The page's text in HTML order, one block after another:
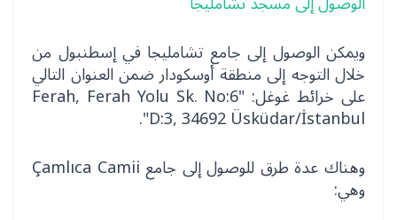
ويمكن الوصول إلى جامع تشامليجا في إسطنبول من
خلال التوجه إلى منطقة أوسكودار ضمن العنوان التالي
على خرائط غوغل: "Ferah, Ferah Yolu Sk. No:6
D:3, 34692 Üsküdar/İstanbul".
وهناك عدة طرق للوصول إلى جامع Çamlıca Camii
وهي: